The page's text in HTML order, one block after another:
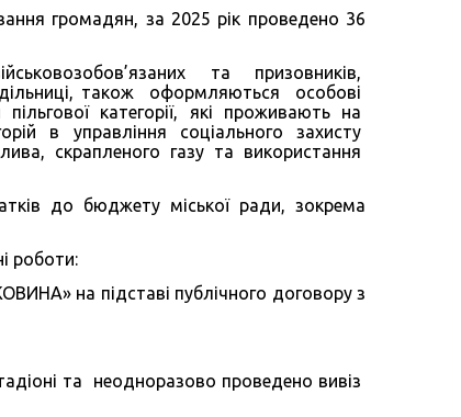
громадян, за 2025 рік проведено 36
та призовників,
також оформляються особові
категорії, які проживають на
в управління соціального захисту
скрапленого газу та використання
до бюджету міської ради, зокрема
роботи:
на підставі публічного договору з
та неодноразово проведено вивіз